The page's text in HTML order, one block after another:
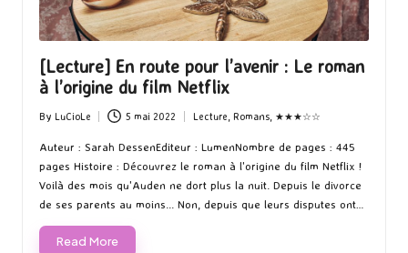
[Lecture] En route pour l’avenir : Le roman
à l’origine du film Netflix
Posted
by
By LuCioLe 5 mai 2022
Posted
Lecture, Romans, ★★★☆☆
Auteur : Sarah DessenEditeur : LumenNombre de pages : 445
pages Histoire : Découvrez le roman à l'origine du film Netflix !
Voilà des mois qu'Auden ne dort plus la nuit. Depuis le divorce
de ses parents au moins... Non, depuis que leurs disputes ont…
Read More